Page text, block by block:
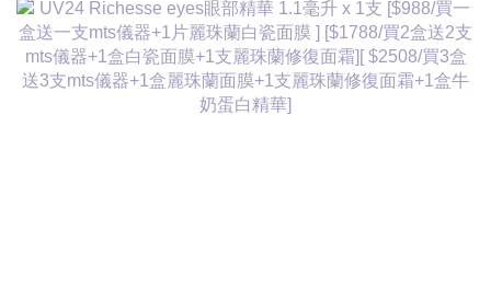
✅ 膠原新生：促進膠原蛋白合成，改善皮膚自然代謝，淡化皺
紋、緊致輪廓
✅ 修護煥膚：改善痤瘡疤痕、色素沈著，修復受損肌膚屏障
✅ 營養供給：為皮膚提供全方位營養，增強彈性與光澤感
✅ 水潤亮白：深層補水鎖水，提亮膚色，讓肌膚通透飽滿
✅ 抗衰維穩：調節皮膚狀態，改善敏感與暗沈，維持健康年輕